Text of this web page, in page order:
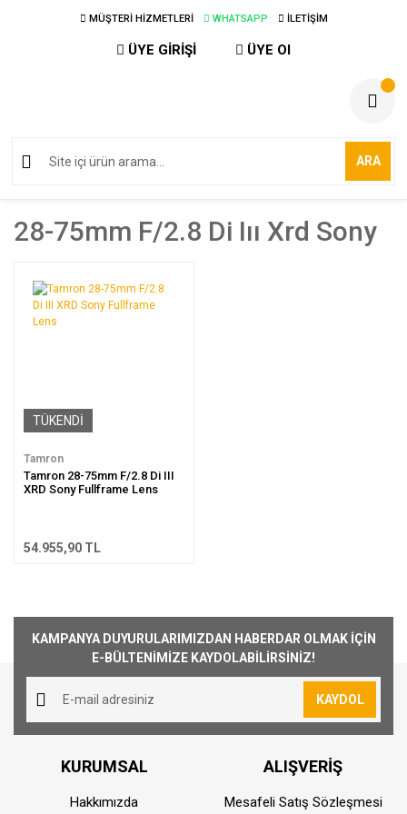
MÜŞTERİ HİZMETLERİ WHATSAPP İLETİŞİM
ÜYE GİRİŞİ ÜYE Ol
ARA
28-75mm F/2.8 Di Iıı Xrd Sony
TÜKENDİ
Tamron
Tamron 28-75mm F/2.8 Di III
XRD Sony Fullframe Lens
54.955,90 TL
KAMPANYA DUYURULARIMIZDAN HABERDAR OLMAK İÇİN
E-BÜLTENİMİZE KAYDOLABİLİRSİNİZ!
KAYDOL
KURUMSAL
Hakkımızda
ALIŞVERİŞ
Mesafeli Satış Sözleşmesi